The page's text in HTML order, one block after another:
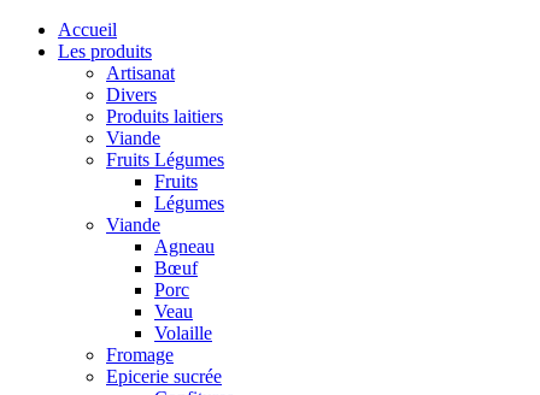
Accueil
Les produits
Artisanat
Divers
Produits laitiers
Viande
Fruits Légumes
Fruits
Légumes
Viande
Agneau
Bœuf
Porc
Veau
Volaille
Fromage
Epicerie sucrée